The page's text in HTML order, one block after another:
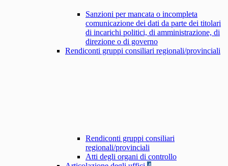
Sanzioni per mancata o incompleta
comunicazione dei dati da parte dei titolari
di incarichi politici, di amministrazione, di
direzione o di governo
Rendiconti gruppi consiliari regionali/provinciali
Rendiconti gruppi consiliari
regionali/provinciali
Atti degli organi di controllo